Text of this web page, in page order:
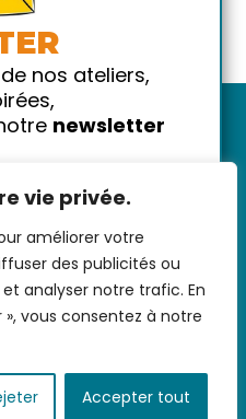
vie privée.
améliorer votre
des publicités ou
analyser notre trafic. En
vous consentez à notre
Accepter tout
CGU-Données
pratiques- FAQ
nos ateliers,
newsletter